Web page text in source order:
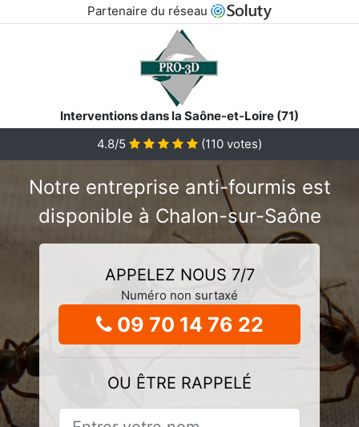
Partenaire du réseau
Interventions dans la Saône-et-Loire (71)
4.8/5
(110 votes)
Notre entreprise anti-fourmis est
disponible à Chalon-sur-Saône
APPELEZ NOUS 7/7
Numéro non surtaxé
09 70 14 76 22
OU ÊTRE RAPPELÉ